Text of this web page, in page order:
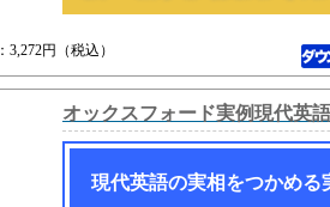
：3,272円（税込）
オックスフォード実例現代英
現代英語の実相をつかめる